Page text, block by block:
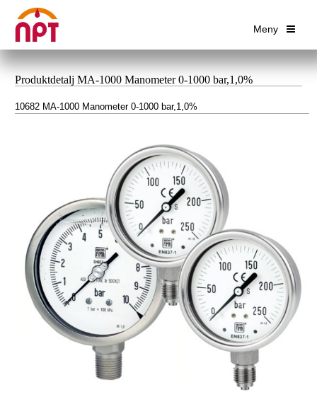
Meny
Produktdetalj MA-1000 Manometer 0-1000 bar,1,0%
10682 MA-1000 Manometer 0-1000 bar,1,0%